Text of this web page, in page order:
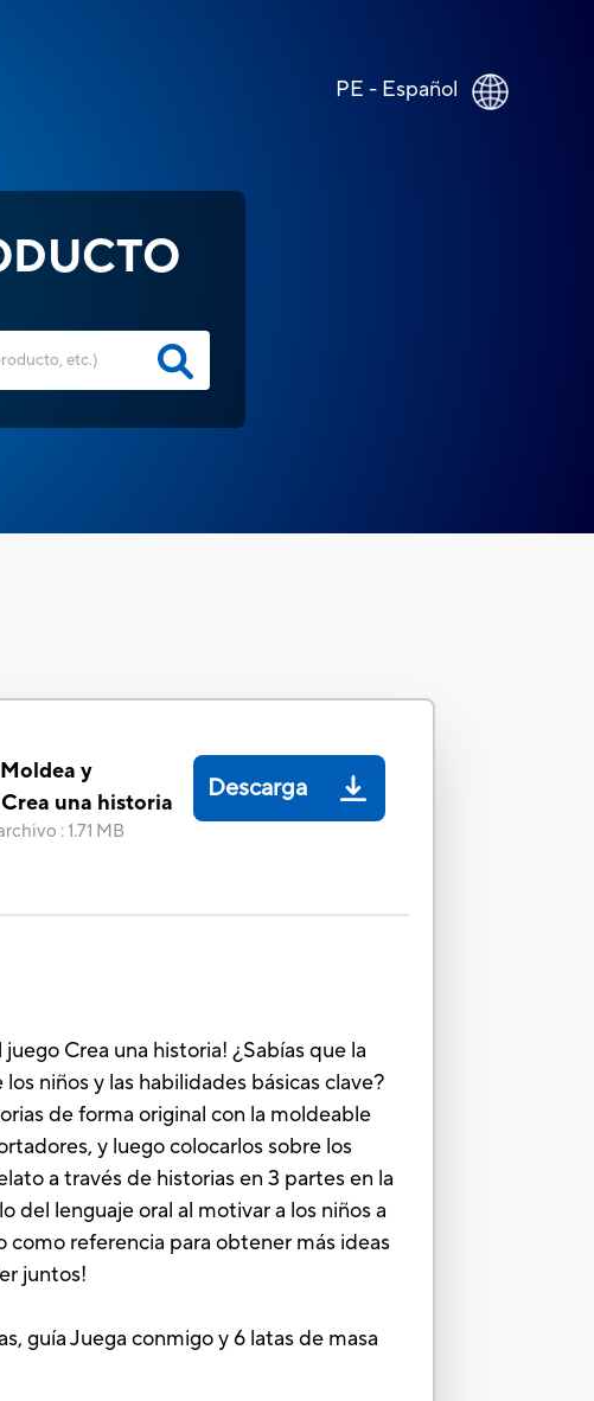
PE - Español
y
una historia
:1.71 MB
Descarga
Crea una historia! ¿Sabías que la
niños y las habilidades básicas clave?
de forma original con la moldeable
y luego colocarlos sobre los
a través de historias en 3 partes en la
lenguaje oral al motivar a los niños a
como referencia para obtener más ideas
juntos!
guía Juega conmigo y 6 latas de masa